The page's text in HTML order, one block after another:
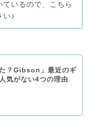
ているので、こちら
い♪
た？Gibson」最近のギ
気がない4つの理由